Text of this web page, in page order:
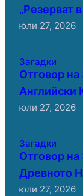
„Резерват
юли 27, 2026
Загадки
Отговор
Английски
юли 27, 2026
Загадки
Отговор
Древното
юли 27, 2026